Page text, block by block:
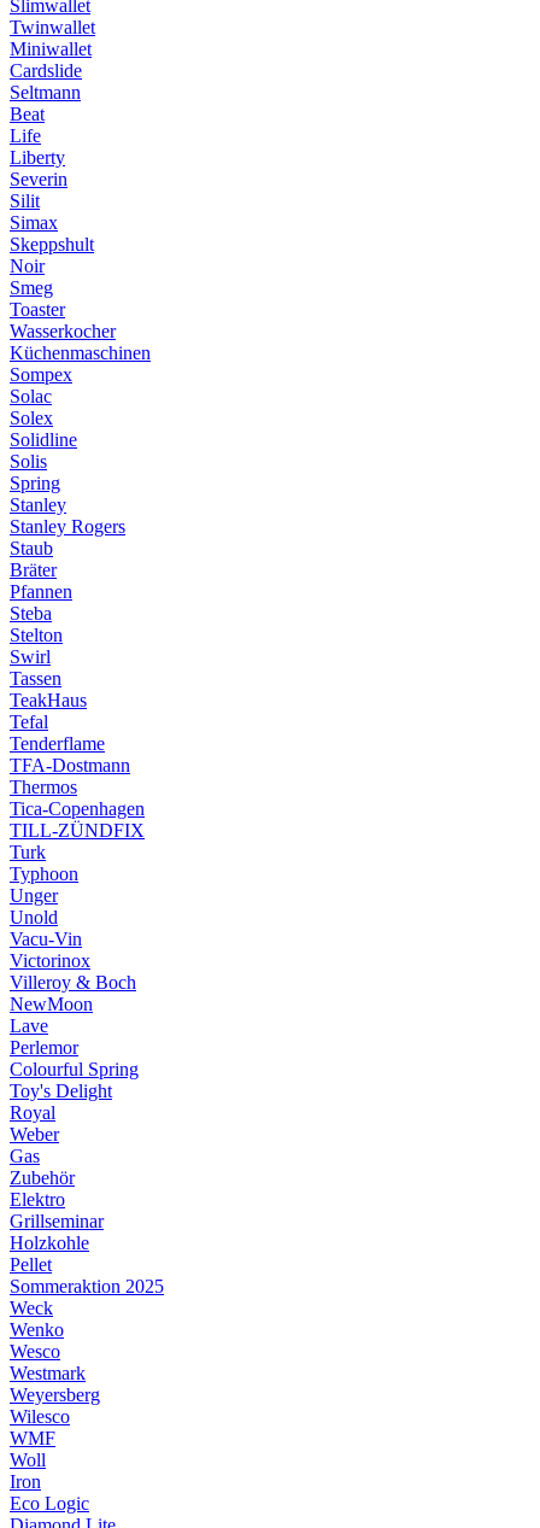
Slimwallet
Twinwallet
Miniwallet
Cardslide
Seltmann
Beat
Life
Liberty
Severin
Silit
Simax
Skeppshult
Noir
Smeg
Toaster
Wasserkocher
Küchenmaschinen
Sompex
Solac
Solex
Solidline
Solis
Spring
Stanley
Stanley Rogers
Staub
Bräter
Pfannen
Steba
Stelton
Swirl
Tassen
TeakHaus
Tefal
Tenderflame
TFA-Dostmann
Thermos
Tica-Copenhagen
TILL-ZÜNDFIX
Turk
Typhoon
Unger
Unold
Vacu-Vin
Victorinox
Villeroy & Boch
NewMoon
Lave
Perlemor
Colourful Spring
Toy's Delight
Royal
Weber
Gas
Zubehör
Elektro
Grillseminar
Holzkohle
Pellet
Sommeraktion 2025
Weck
Wenko
Wesco
Westmark
Weyersberg
Wilesco
WMF
Woll
Iron
Eco Logic